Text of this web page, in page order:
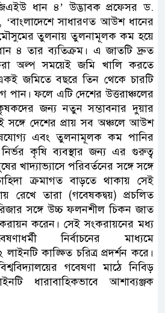
ধান ৪’ উদ্ভাবক প্রফেসর ড.
সাধারণত আউশ ধানের
তুলনায় তুলনামূলক কম হয়ে
৪ তার ব্যতিক্রম। এ জাতটি দ্রুত
অল্প সময়েই জমি খালি করতে
জমিতে বছরে তিন থেকে চারটি
ফলে এটি দেশের উত্তরাঞ্চলের
জন্য নতুন সম্ভাবনার দুয়ার
সঙ্গে দেশের প্রায় সব অঞ্চলে আউশ
এবং তুলনামূলক কম পানির
কৃষি ব্যবস্থার জন্য এর গুরুত্ব
খাদ্যাভ্যাসে পরিবর্তনের সঙ্গে সঙ্গে
ক্রমাগত বাড়তে থাকায় সেই
রেখে তারা (গবেষকদ্বয়) প্রচলিত
সঙ্গে উচ্চ ফলনশীল চিকন জাত
করেন। সেই সংকরায়নের মধ্য
নির্বাচনের মাধ্যমে
কাঙ্ক্ষিত চরিত্র প্রদর্শন করে।
গবেষণা মাঠে নিবিড়
ধারাবাহিকভাবে আশাব্যঞ্জক